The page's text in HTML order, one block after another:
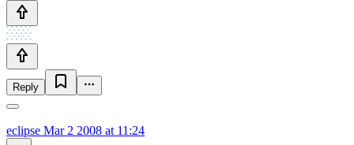
Reply
eclipse Mar 2 2008 at 11:24